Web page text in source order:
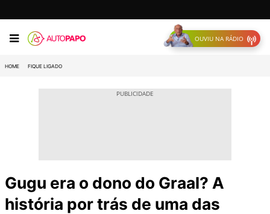
OUVIU NA RÁDIO
HOME FIQUE LIGADO
Gugu era o dono do Graal? A
história por trás de uma das